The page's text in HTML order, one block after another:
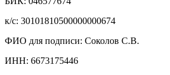
к/c: 30101810500000000674
ФИО для подписи: Соколов С.В.
ИНН: 6673175446